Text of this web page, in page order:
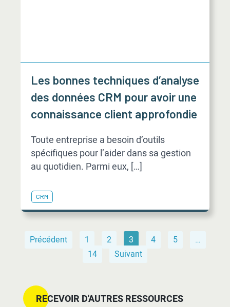
Les bonnes techniques d’analyse
des données CRM pour avoir une
connaissance client approfondie
Toute entreprise a besoin d’outils
spécifiques pour l’aider dans sa gestion
au quotidien. Parmi eux, […]
CRM
Précédent 1 2 3 4 5
…
14
Suivant
RECEVOIR D'AUTRES RESSOURCES